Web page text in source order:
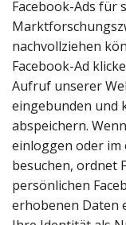
Facebook-Ads für
nachvollziehen
Facebook-Ad
Aufruf unserer
eingebunden und
abspeichern.
einloggen oder im
besuchen, ordnet
persönlichen
erhobenen Daten